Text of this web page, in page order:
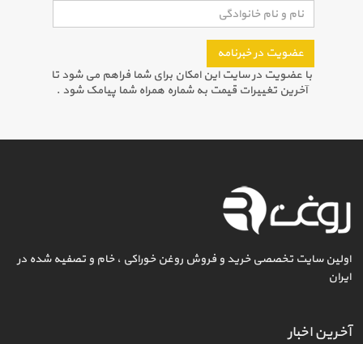
عضویت در خبرنامه
با عضویت در سایت این امکان برای شما فراهم می شود تا
آخرین تغییرات قیمت به شماره همراه شما پیامک شود .
اولین سایت تخصصی خرید و فروش روغن خوراکی ، خام و تصفیه شده در
ایران
آخرین اخبار